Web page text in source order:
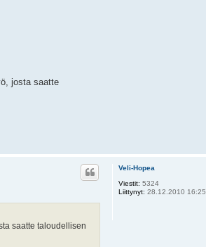
josta saatte
Veli-Hopea
Viestit: 5324
Liittynyt: 28.12.2010 16:25
saatte taloudellisen